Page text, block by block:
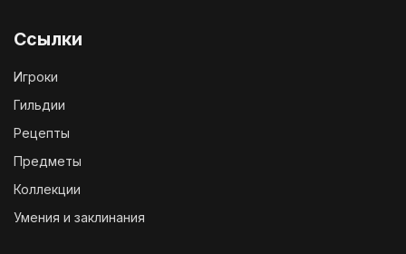
Ссылки
Игроки
Гильдии
Рецепты
Предметы
Коллекции
Умения и заклинания